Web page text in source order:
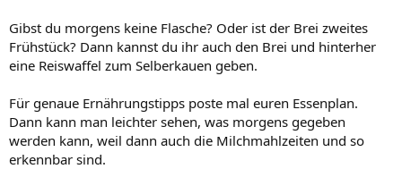
Gibst du morgens keine Flasche? Oder ist der Brei zweites
Frühstück? Dann kannst du ihr auch den Brei und hinterher
eine Reiswaffel zum Selberkauen geben.
Für genaue Ernährungstipps poste mal euren Essenplan.
Dann kann man leichter sehen, was morgens gegeben
werden kann, weil dann auch die Milchmahlzeiten und so
erkennbar sind.